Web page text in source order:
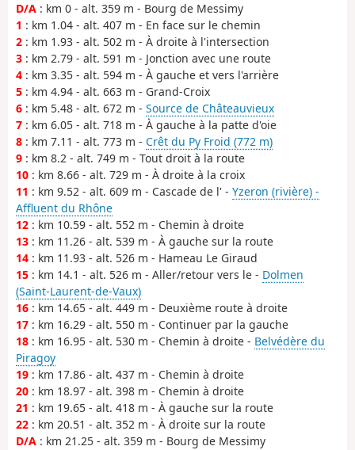
D/A : km 0 - alt. 359 m - Bourg de Messimy
1 : km 1.04 - alt. 407 m - En face sur le chemin
2 : km 1.93 - alt. 502 m - À droite à l'intersection
3 : km 2.79 - alt. 591 m - Jonction avec une route
4 : km 3.35 - alt. 594 m - À gauche et vers l'arrière
5 : km 4.94 - alt. 663 m - Grand-Croix
6 : km 5.48 - alt. 672 m - Source de Châteauvieux
7 : km 6.05 - alt. 718 m - À gauche à la patte d'oie
8 : km 7.11 - alt. 773 m - Crêt du Py Froid (772 m)
9 : km 8.2 - alt. 749 m - Tout droit à la route
10 : km 8.66 - alt. 729 m - À droite à la croix
11 : km 9.52 - alt. 609 m - Cascade de l' - Yzeron (rivière) -
Affluent du Rhône
12 : km 10.59 - alt. 552 m - Chemin à droite
13 : km 11.26 - alt. 539 m - À gauche sur la route
14 : km 11.93 - alt. 526 m - Hameau Le Giraud
15 : km 14.1 - alt. 526 m - Aller/retour vers le - Dolmen
(Saint-Laurent-de-Vaux)
16 : km 14.65 - alt. 449 m - Deuxième route à droite
17 : km 16.29 - alt. 550 m - Continuer par la gauche
18 : km 16.95 - alt. 530 m - Chemin à droite - Belvédère du
Piragoy
19 : km 17.86 - alt. 437 m - Chemin à droite
20 : km 18.97 - alt. 398 m - Chemin à droite
21 : km 19.65 - alt. 418 m - À gauche sur la route
22 : km 20.51 - alt. 352 m - À droite sur la route
D/A : km 21.25 - alt. 359 m - Bourg de Messimy